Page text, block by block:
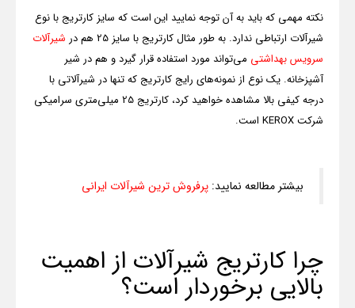
نکته مهمی که باید به آن توجه نمایید این است که سایز کارتریج با نوع
شیرآلات ارتباطی ندارد. به طور مثال کارتریج با سایز 25 هم در
شیرآلات
سرویس بهداشتی می‌تواند مورد استفاده قرار گیرد و هم در شیر
آشپزخانه. یک نوع از نمونه‌های رایج کارتریج که تنها در شیرآلاتی با
درجه کیفی بالا مشاهده خواهید کرد، کارتریج 25 میلی
متری سرامیکی
شرکتKEROX است.
بیشتر مطالعه نمایید: پرفروش ترین شیرآلات ایرانی
چرا کارتریج شیرآلات از اهمیت
بالایی برخوردار است؟